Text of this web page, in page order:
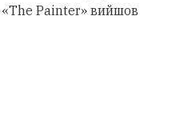
Painter» вийшов